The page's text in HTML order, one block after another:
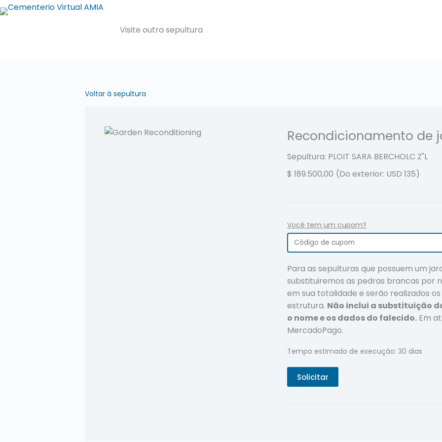
Pular
para
Visite outra sepultura
Voltar à sepultura
Recondicionamento de
Sepultura: PLOIT SARA BERCHOLC Z"L
$ 189.500,00 (Do exterior: USD 135)
Você tem um cupom?
Para as sepulturas que possuem um
substituiremos as pedras brancas por
em sua totalidade e serão realizados
estrutura. Não inclui a substituição
o nome e os dados do falecido. Em
MercadoPago.
Tempo estimado de execução: 30 dias
Solicitar